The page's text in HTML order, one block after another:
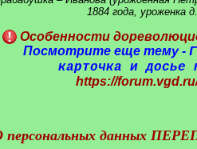
1884 года, уроженка
Особенности
Посмотрите еще тему -
карточка и досье
https://
персональных данных